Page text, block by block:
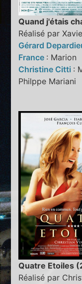
Quand j'étais
Réalisé par
Gérard
France : Marion
Christine Citti :
Philppe Mariani
Quatre Etoiles
Réalisé par